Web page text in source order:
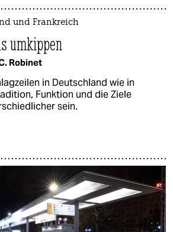
und Frankreich
umkippen
Robinet
in Deutschland wie in
Funktion und die Ziele
sein.